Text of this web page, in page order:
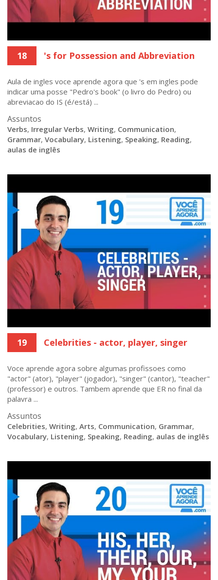
18 's for Possession and Abbreviation
Aula de ingles voce aprende agora que 's em ingles pode
indicar uma posse "Pedro's book" (o livro do Pedro) ou
abreviacao do IS (é/está) ...
Assuntos
Verbs, Irregular Verbs, Writing, Communication,
Grammar, Vocabulary, Listening, Speaking, Reading,
aulas de inglês
19 Celebrities - actor, player, singer
Voce aprende agora sobre algumas profissoes como
"actor" (ator), "player" (jogador), "singer" (cantor), "teacher"
(professor) e outros. Tambem aprende que ER no final da
palavra ...
Assuntos
Celebrities, Writing, Arts, Communication, Grammar,
Vocabulary, Listening, Speaking, Reading, aulas de inglês